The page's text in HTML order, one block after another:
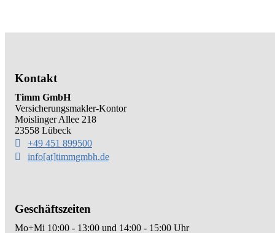
Kontakt
Timm GmbH
Versicherungsmakler-Kontor
Moislinger Allee 218
23558 Lübeck
+49 451 899500
info[at]timmgmbh.de
Geschäftszeiten
Mo+Mi 10:00 - 13:00 und 14:00 - 15:00 Uhr